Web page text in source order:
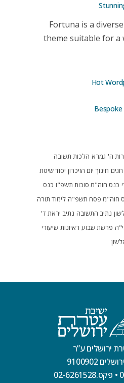
Fortuna is a
theme suitable for a
Hot
ה' גמרא הלכות תשובה
חגים חינוך יום הזיכרון יסוד שיטת
כנס חוה"מ סוכות תשפ"ו כנס
חוה"מ פסח תשפ"ה לימוד תורה
נתיב התשובה נתיב יראת ד'
פרשת שבוע ראיונות שיעורי
ירושלים ע”ר
• פקס.02-6261528